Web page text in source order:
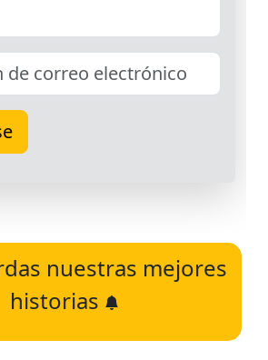
nuestras mejores
historias